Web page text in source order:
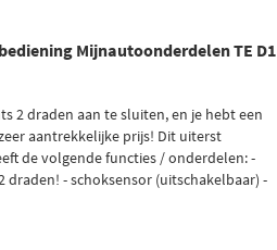
Mijnautoonderdelen TE D1
2 draden aan te sluiten, en je hebt een
aantrekkelijke prijs! Dit uiterst
de volgende functies / onderdelen: -
- schoksensor (uitschakelbaar) -